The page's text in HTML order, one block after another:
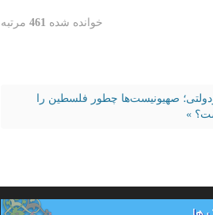
خوانده شده 461مرتبه
صهیونیست‌ها چطور فلسطین را
»